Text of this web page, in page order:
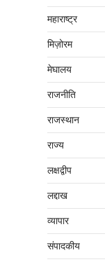
महाराष्‍ट्र
मिज़ोरम
मेघालय
राजनीति
राजस्थान
राज्य
लक्षद्वीप
लद्दाख
व्यापार
संपादकीय